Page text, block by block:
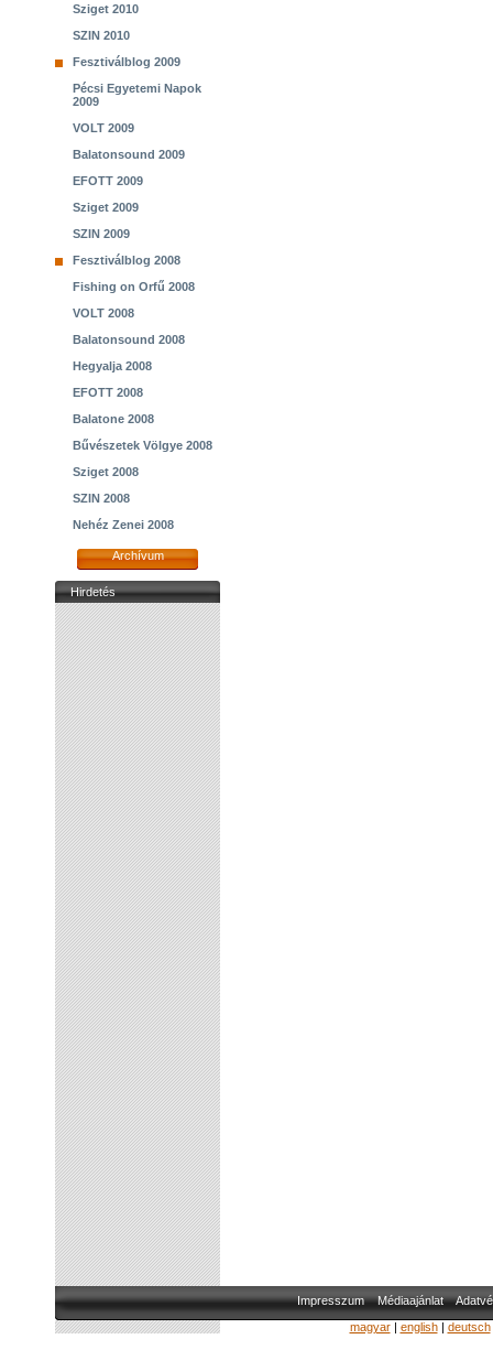
Sziget 2010
SZIN 2010
Fesztiválblog 2009
Pécsi Egyetemi Napok
2009
VOLT 2009
Balatonsound 2009
EFOTT 2009
Sziget 2009
SZIN 2009
Fesztiválblog 2008
Fishing on Orfű 2008
VOLT 2008
Balatonsound 2008
Hegyalja 2008
EFOTT 2008
Balatone 2008
Bűvészetek Völgye 2008
Sziget 2008
SZIN 2008
Nehéz Zenei 2008
Archívum
Hirdetés
Impresszum Médiaajánlat
magyar| english| deutsch